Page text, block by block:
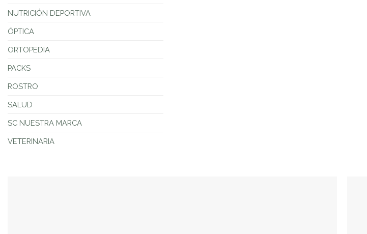
NUTRICIÓN DEPORTIVA
ÓPTICA
ORTOPEDIA
PACKS
ROSTRO
SALUD
SC NUESTRA MARCA
VETERINARIA